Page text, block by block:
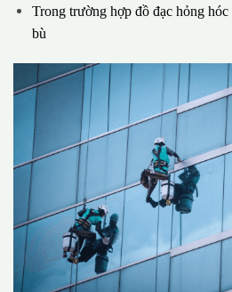
Trong trường hợp đồ đạc hỏng hóc
bù